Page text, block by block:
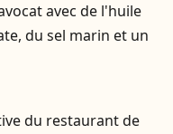
avec de l'huile
du sel marin et un
du restaurant de